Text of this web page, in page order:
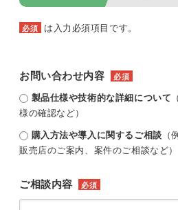
必須 は入力必須項目です。
お問い合わせ内容 必須
製品仕様や技術的な詳細について
様の確認など）
購入方法や導入に関するご相談 （
販売店のご案内、案件のご相談など）
ご相談内容 必須